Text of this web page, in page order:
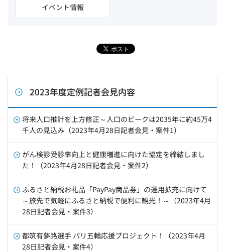
イベント情報
2023年度定例記者会見内容
将来人口推計を上方修正～人口のピークは2035年に約45万4
千人の見込み（2023年4月28日記者会見・案件1）
がん検診受診率向上と健康増進に向けた協定を締結しまし
た！（2023年4月28日記者会見・案件2）
ふるさと納税お礼品「PayPay商品券」の運用拡充に向けて
～旅先で気軽にふるさと納税で便利に観光！～（2023年4月
28日記者会見・案件3）
都筑有夢路選手 パリ五輪応援プロジェクト！（2023年4月
28日記者会見・案件4）